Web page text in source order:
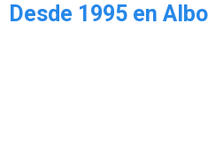
Desde 1995 en